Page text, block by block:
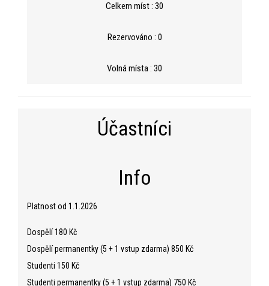
Celkem míst : 30
Rezervováno : 0
Volná místa : 30
Účastníci
Info
Platnost od 1.1.2026
Dospělí 180 Kč
Dospělí permanentky (5 + 1 vstup zdarma) 850 Kč
Studenti 150 Kč
Studenti permanentky (5 + 1 vstup zdarma) 750 Kč